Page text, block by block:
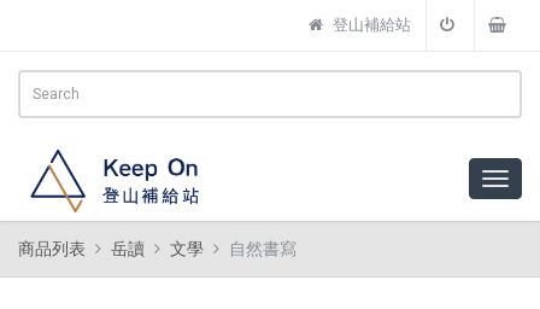
登山補給站
商品列表 岳讀 文學 自然書寫